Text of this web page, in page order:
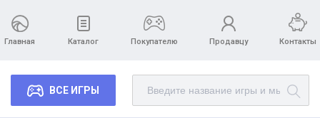
Главная Каталог Покупателю Продавцу Контакты
ВСЕ ИГРЫ